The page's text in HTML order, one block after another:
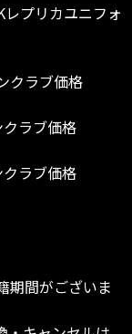
プリカユニフォ
クラブ価格
ラブ価格
ラブ価格
期間がございま